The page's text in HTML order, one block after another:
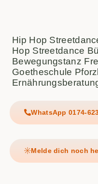
Hip Hop
Hop Streetdance
Bewegungstanz
Goetheschule
WhatsApp 0174-
Melde dich noch